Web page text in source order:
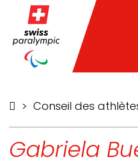
> Conseil des
Gabriela